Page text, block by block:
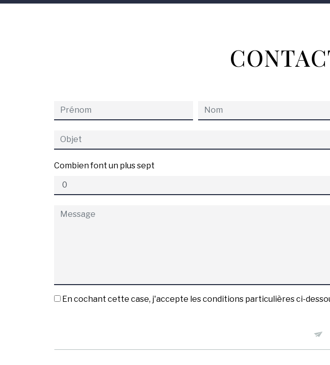
Combien font un plus sept
En cochant cette case, j'accepte les conditions particulières ci-